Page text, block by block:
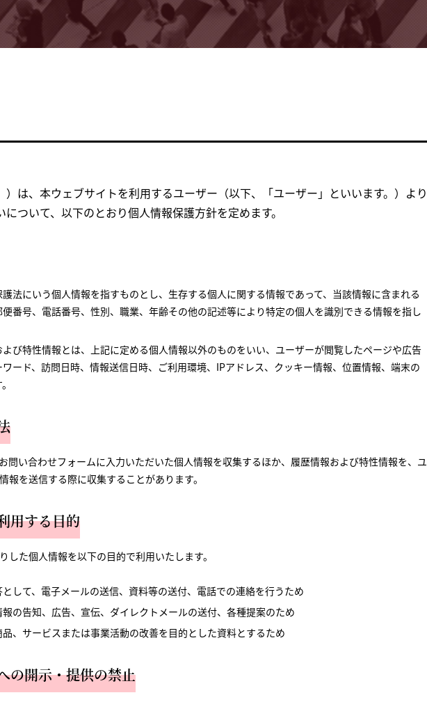
は、本ウェブサイトを利用するユーザー（以下、「ユーザー」といいます。）より
ついて、以下のとおり個人情報保護方針を定めます。
法にいう個人情報を指すものとし、生存する個人に関する情報であって、当該情報に含まれる
番号、電話番号、性別、職業、年齢その他の記述等により特定の個人を識別できる情報を指し
び特性情報とは、上記に定める個人情報以外のものをいい、ユーザーが閲覧したページや広告
ード、訪問日時、情報送信日時、ご利用環境、IPアドレス、クッキー情報、位置情報、端末の
問い合わせフォームに入力いただいた個人情報を収集するほか、履歴情報および特性情報を、ユ
報を送信する際に収集することがあります。
用する目的
した個人情報を以下の目的で利用いたします。
して、電子メールの送信、資料等の送付、電話での連絡を行うため
の告知、広告、宣伝、ダイレクトメールの送付、各種提案のため
、サービスまたは事業活動の改善を目的とした資料とするため
の開示・提供の禁止